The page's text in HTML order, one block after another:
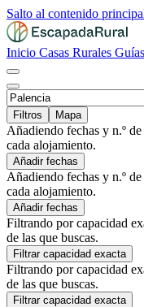
Salto al contenido
Inicio Casas Rurales Guías
Filtros
Mapa
Añadiendo fechas y n.º
cada alojamiento.
Añadir fechas
Añadiendo fechas y n.º
cada alojamiento.
Añadir fechas
Filtrando por capacidad
de las que buscas.
Filtrar capacidad exacta
Filtrando por capacidad
de las que buscas.
Filtrar capacidad exacta